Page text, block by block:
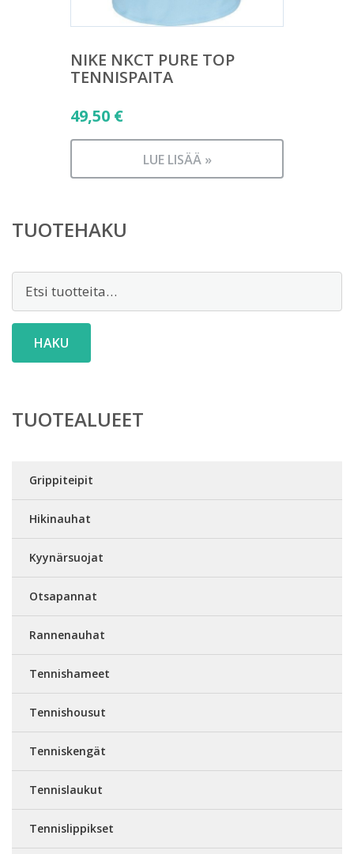
NIKE NKCT PURE TOP
TENNISPAITA
49,50 €
LUE LISÄÄ »
TUOTEHAKU
Etsi:
HAKU
TUOTEALUEET
Grippiteipit
Hikinauhat
Kyynärsuojat
Otsapannat
Rannenauhat
Tennishameet
Tennishousut
Tenniskengät
Tennislaukut
Tennislippikset